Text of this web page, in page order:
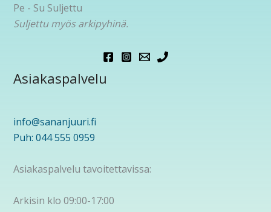
Pe - Su Suljettu
Suljettu myös arkipyhinä.
Asiakaspalvelu
info@sananjuuri.fi
Puh: 044 555 0959
Asiakaspalvelu tavoitettavissa:
Arkisin klo 09:00-17:00